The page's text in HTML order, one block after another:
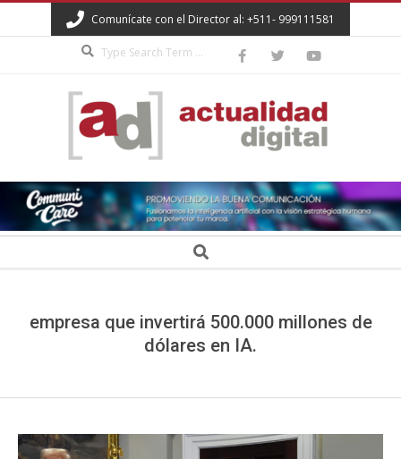
to
Comunícate con el Director al: +511- 999111581
ACTUALIDAD
DIGITAL Search
empresa que invertirá 500.000 millones de
dólares en IA.